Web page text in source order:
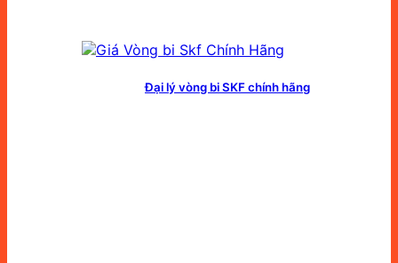
Đại lý vòng bi SKF chính hãng